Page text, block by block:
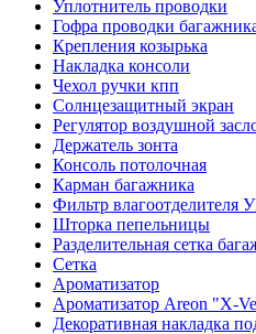
Уплотнитель проводки
Гофра проводки
Крепления козырька
Накладка консоли
Чехол ручки кпп
Солнцезащитный экран
Регулятор воздушной
Держатель зонта
Консоль потолочная
Карман багажника
Фильтр
Шторка пепельницы
Разделительная сетка
Сетка
Ароматизатор
Ароматизатор Areon "X-
Декоративная накладка